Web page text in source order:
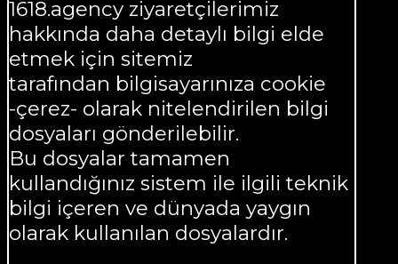
1618.agency ziyaretçilerimiz
hakkında daha detaylı bilgi elde
etmek için sitemiz
tarafından bilgisayarınıza cookie
-çerez- olarak nitelendirilen bilgi
dosyaları gönderilebilir.
Bu dosyalar tamamen
kullandığınız sistem ile ilgili teknik
bilgi içeren ve dünyada yaygın
olarak kullanılan dosyalardır.